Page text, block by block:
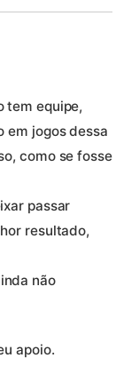
tem equipe,
em jogos dessa
como se fosse
passar
resultado,
não
apoio.